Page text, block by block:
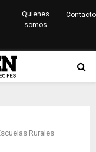
Quienes
somos
Contacto
Rurales